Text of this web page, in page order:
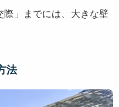
」までには、大きな壁
法